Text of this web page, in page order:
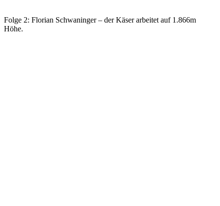
Folge 2: Florian Schwaninger – der Käser arbeitet auf 1.866m
Höhe.